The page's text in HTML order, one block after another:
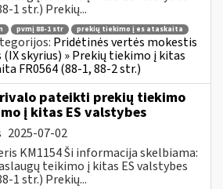
1 str.) Prekių...
pvmį 88-1 str prekių tiekimo į es ataskaita
Pridėtinės vertės mokestis
(IX skyrius) » Prekių tiekimo į kitas
FR0564 (88-1, 88-2 str.)
pateikti prekių tiekimo
į kitas ES valstybes
2025-07-02
KM1154 Ši informacija skelbiama:
teikimo į kitas ES valstybes
1 str.) Prekių...